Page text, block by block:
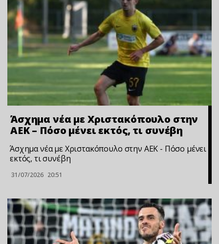
Άσχημα νέα με Χριστακόπουλο στην
ΑΕΚ – Πόσο μένει εκτός, τι συνέβη
Άσχημα νέα με Χριστακόπουλο στην ΑΕΚ - Πόσο μένει
εκτός, τι συνέβη
31/07/2026 20:51